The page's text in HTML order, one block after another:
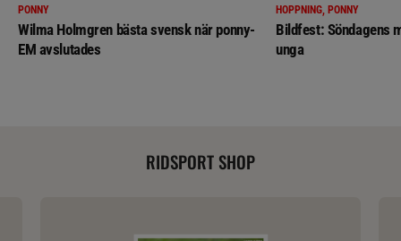
PONNY
Wilma Holmgren bästa svensk när ponny-
EM avslutades
HOPPNING, PONNY
Bildfest: Söndagens
unga
RIDSPORT SHOP